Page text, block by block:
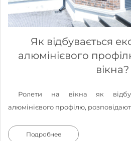
Як відбувається
алюмінієвого
вікна?
Ролети на вікна як
алюмінієвого профілю,
Подробнее